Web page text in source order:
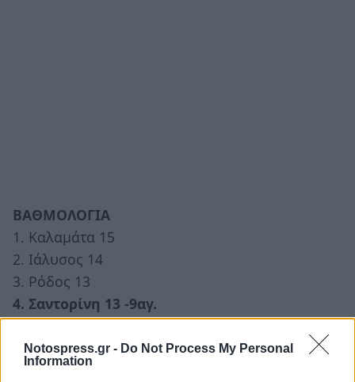
Notospress.gr - Do Not Process My Personal
Information
ΒΑΘΜΟΛΟΓΙΑ
1. Καλαμάτα 15
2. Ιάλυσος 14
3. Ρόδος 13
4. Σαντορίνη 13 -9αγ.
5. Καλλιθέα 12
6. Επισκοπή 11 -7αγ.
7. Αιγάλεω 9